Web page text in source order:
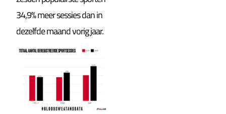
34,9% meer sessies dan in
dezelfde maand vorig jaar.